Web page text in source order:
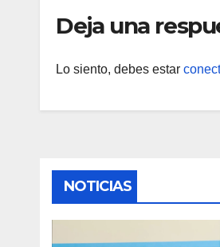
Deja una
Lo siento, debes estar
NOTICIAS